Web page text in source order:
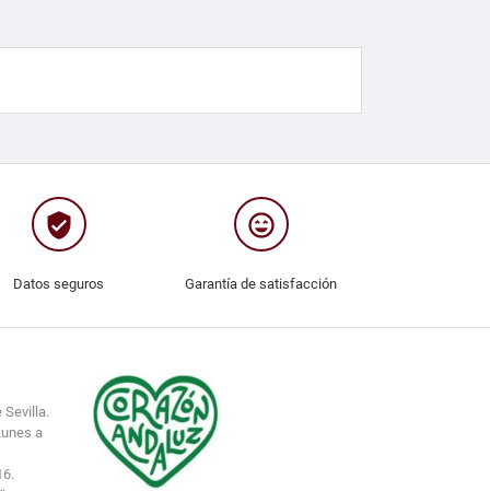
verified_user
Datos seguros
sentiment_very_satisfied
Garantía de satisfacción
Sevilla.
a